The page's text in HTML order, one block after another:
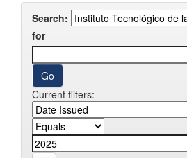
Search:
for
Current filters: